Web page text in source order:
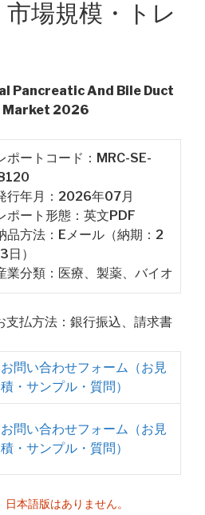
場規模・トレ
Pancreatic And Bile Duct
Market 2026
ポートコード：MRC-SE-
行年月：2026年07月
ポート形態：英文PDF
品方法：Eメール（納期：2
日）
業分類：医療、製薬、バイオ
支払方法：銀行振込、請求書
お問い合わせフォーム（お見
積・サンプル・質問）
お問い合わせフォーム（お見
積・サンプル・質問）
本語版はありません。